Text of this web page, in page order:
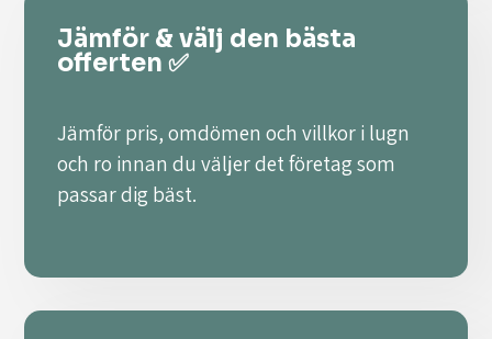
Jämför & välj den bästa
offerten ✅
Jämför pris, omdömen och villkor i lugn
och ro innan du väljer det företag som
passar dig bäst.